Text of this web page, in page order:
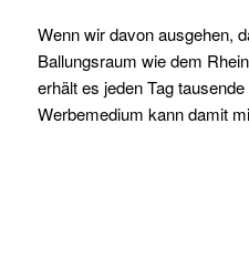
Wenn wir davon ausgehen,
Ballungsraum wie dem
erhält es jeden Tag
Werbemedium kann damit